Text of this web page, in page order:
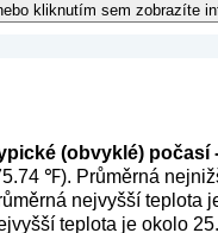
kliknutím sem zobrazíte
(obvyklé) počasí
℉). Průměrná
nejvyšší teplota
teplota je okolo